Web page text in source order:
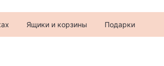
Ящики и корзины Подарки